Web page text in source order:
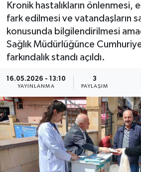
Kronik hastalıkların önlenmesi,
fark edilmesi ve vatandaşların
konusunda bilgilendirilmesi
Sağlık Müdürlüğünce
farkındalık standı açıldı.
16.05.2026 - 13:10
YAYINLANMA
3
PAYLAŞIM
Son Dakika Haberleri
Haber Arşivi